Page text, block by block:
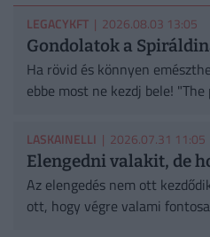
LEGACYKFT | 2026.08.03 13:05
Gondolatok a
Ha rövid és könnyen
ebbe most ne kezdj bele!
LASKAINELLI | 2026.07.31 11:05
Elengedni valakit, de
Az elengedés nem ott
ott, hogy végre valami